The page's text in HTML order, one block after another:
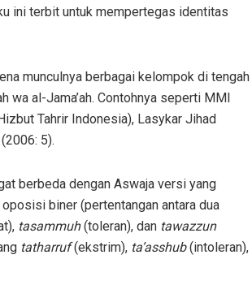
ini terbit untuk mempertegas identitas
munculnya berbagai kelompok di tengah
al-Jama’ah. Contohnya seperti MMI
Tahrir Indonesia), Lasykar Jihad
5).
berbeda dengan Aswaja versi yang
biner (pertentangan antara dua
tasammuh(toleran), dan tawazzun
tatharruf(ekstrim), ta’asshub(intoleran),